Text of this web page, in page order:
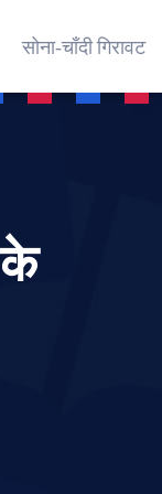
सोना‑चाँदी गिरावट
के